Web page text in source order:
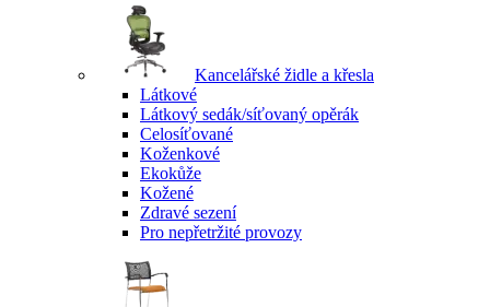
Kancelářské židle a křesla
Látkové
Látkový sedák/síťovaný opěrák
Celosíťované
Koženkové
Ekokůže
Kožené
Zdravé sezení
Pro nepřetržité provozy